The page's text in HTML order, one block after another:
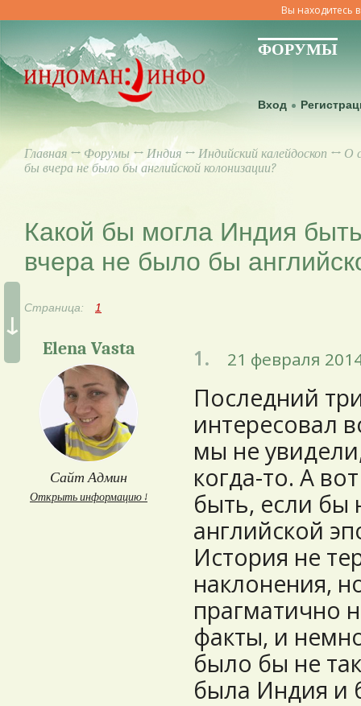
Вы находитесь
ФОРУМЫ
Вход
Главная ↔ Форумы↔ Индия ↔ Индийский калейдоскоп ↔ О
бы вчера не было бы английской колонизации?
↓
Какой бы могла Индия
вчера не было бы
Страница: 1
Elena Vasta
Сайт Админ
Открыть информацию ↓
1. 21 февраля
Последний
интересовал
мы не
когда-то. А
быть, если бы
английской
История не
наклонения,
прагматично
факты, и
было бы не
была Индия и